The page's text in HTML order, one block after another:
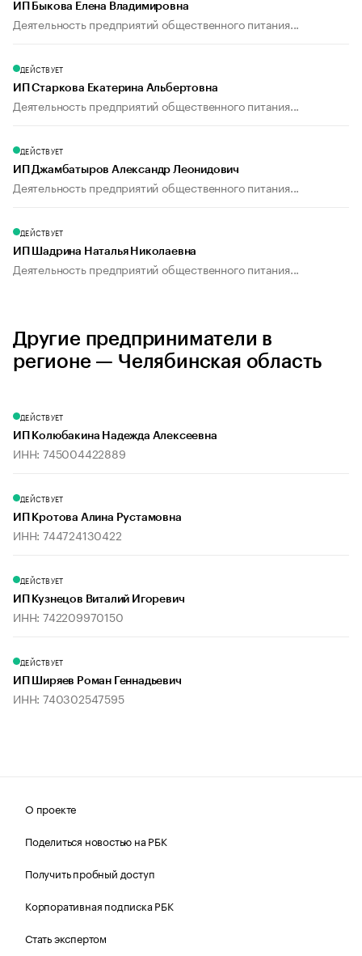
ИП Быкова Елена Владимировна
Деятельность предприятий общественного питания...
ДЕЙСТВУЕТ
ИП Старкова Екатерина Альбертовна
Деятельность предприятий общественного питания...
ДЕЙСТВУЕТ
ИП Джамбатыров Александр Леонидович
Деятельность предприятий общественного питания...
ДЕЙСТВУЕТ
ИП Шадрина Наталья Николаевна
Деятельность предприятий общественного питания...
Другие предприниматели в
регионе — Челябинская область
ДЕЙСТВУЕТ
ИП Колюбакина Надежда Алексеевна
ИНН: 745004422889
ДЕЙСТВУЕТ
ИП Кротова Алина Рустамовна
ИНН: 744724130422
ДЕЙСТВУЕТ
ИП Кузнецов Виталий Игоревич
ИНН: 742209970150
ДЕЙСТВУЕТ
ИП Ширяев Роман Геннадьевич
ИНН: 740302547595
О проекте
Поделиться новостью на РБК
Получить пробный доступ
Корпоративная подписка РБК
Стать экспертом